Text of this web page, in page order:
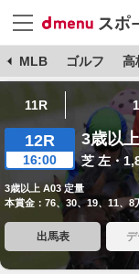
MLB ゴルフ 高
11R
12R
16:00
3歳以
芝 左・
3歳以上 A03 定量
本賞金：76、30、19、11、8
出馬表